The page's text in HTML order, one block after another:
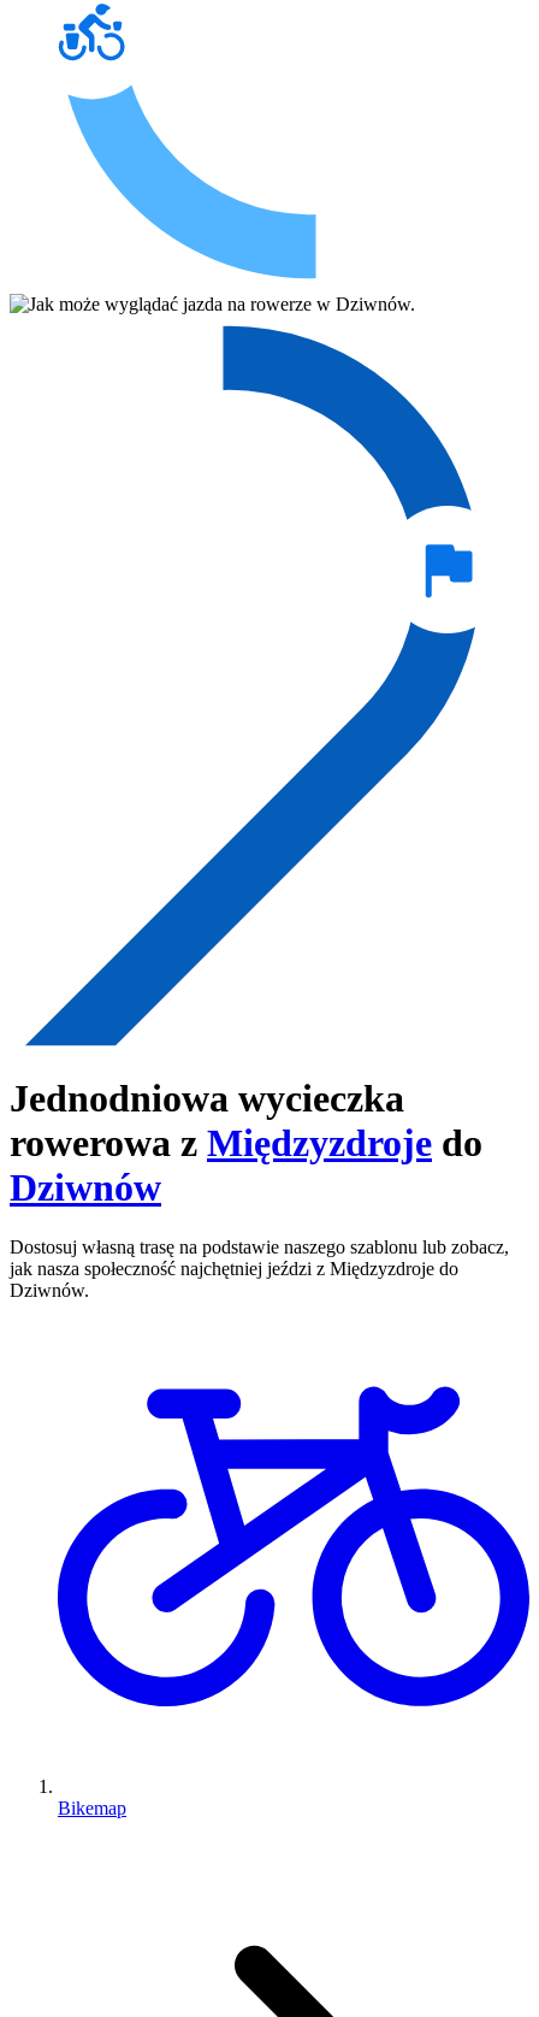
Jednodniowa wycieczka
rowerowa z Międzyzdroje do
Dziwnów
Dostosuj własną trasę na podstawie naszego szablonu lub zobacz,
jak nasza społeczność najchętniej jeździ z Międzyzdroje do
Dziwnów.
Bikemap